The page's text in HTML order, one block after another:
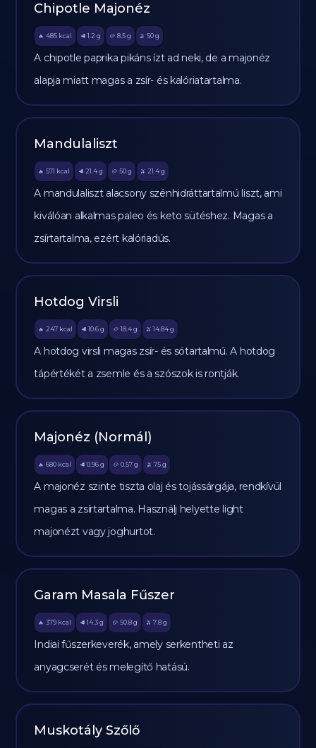
Chipotle Majonéz
🔥 485 kcal 🥩 1.2 g 🥔 8.5g 🫒 50 g
A chipotle paprika pikáns ízt ad neki, de a majonéz
alapja miatt magas a zsír- és kalóriatartalma.
Mandulaliszt
🔥 571 kcal 🥩 21.4 g 🥔 50g 🫒 21.4 g
A mandulaliszt alacsony szénhidráttartalmú liszt, ami
kiválóan alkalmas paleo és keto sütéshez. Magas a
zsírtartalma, ezért kalóriadús.
Hotdog Virsli
🔥 247 kcal 🥩 10.6 g 🥔 18.4g 🫒 14.84 g
A hotdog virsli magas zsír- és sótartalmú. A hotdog
tápértékét a zsemle és a szószok is rontják.
Majonéz (Normál)
🔥 680 kcal 🥩 0.96 g 🥔 0.57g 🫒 75 g
A majonéz szinte tiszta olaj és tojássárgája, rendkívül
magas a zsírtartalma. Használj helyette light
majonézt vagy joghurtot.
Garam Masala Fűszer
🔥 379 kcal 🥩 14.3 g 🥔 50.8g 🫒 7.8 g
Indiai fűszerkeverék, amely serkentheti az
anyagcserét és melegítő hatású.
Muskotály Szőlő